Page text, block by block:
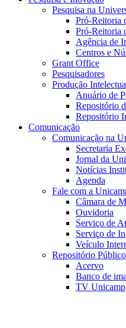
Pesquisa na
Pró-Reitoria
Pró-Reitoria
Agência de
Centros e
Grant Office
Pesquisadores
Produção
Anuário de
Repositório
Repositório
Comunicação
Comunicação na
Secretaria
Jornal da
Notícias
Agenda
Fale com a
Câmara de
Ouvidoria
Serviço de
Serviço de
Veículo
Repositório Público
Acervo
Banco de
TV Unicamp